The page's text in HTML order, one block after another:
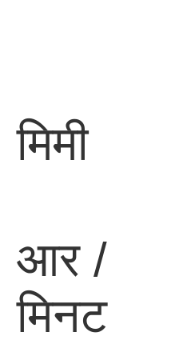
मिमी
आर /
मिनट